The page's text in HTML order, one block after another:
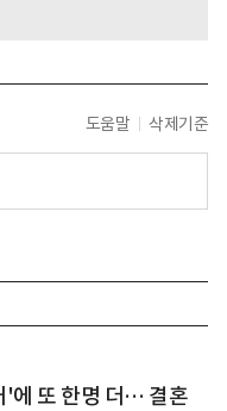
도움말 삭제기준
'에 또 한명 더… 결혼